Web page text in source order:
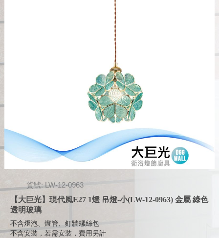
貨號: LW-12-0963
【大巨光】現代風E27 1燈 吊燈-小(LW-12-0963) 金屬 綠色
透明玻璃
不含燈泡、燈管、釘牆螺絲包
不含安裝，若需安裝，費用另計